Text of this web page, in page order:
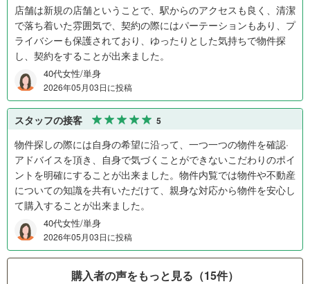
店舗は新規の店舗ということで、駅からのアクセスも良く、清潔
で落ち着いた雰囲気で、契約の際にはパーテーションもあり、プ
ライバシーも保護されており、ゆったりとした気持ちで物件探
し、契約をすることが出来ました。
40代女性/単身
2026年05月03日に投稿
スタッフの接客 5
物件探しの際には自身の希望に沿って、一つ一つの物件を確認·
アドバイスを頂き、自身で気づくことができないこだわりのポイ
ントを明確にすることが出来ました。物件内覧では物件や不動産
についての知識を共有いただけて、親身な対応から物件を安心し
て購入することが出来ました。
40代女性/単身
2026年05月03日に投稿
購入者の声をもっと見る（15件）